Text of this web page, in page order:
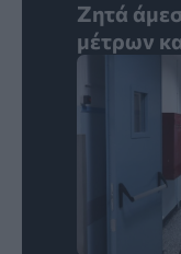
Ζητά
μέτρων